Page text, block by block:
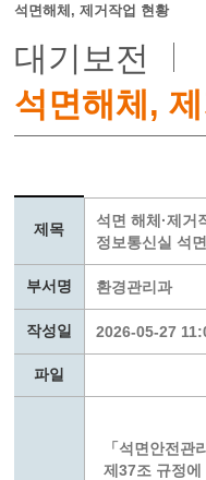
석면해체, 제거작업 현황
대기보전
석면해체,
제목
석면 해체·제거
정보통신실 석
부서명 환경관리과
작성일 2026-05-27
파일
「석면안전관
제37조 규정